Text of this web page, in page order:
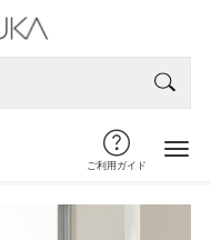
ご利用ガイド